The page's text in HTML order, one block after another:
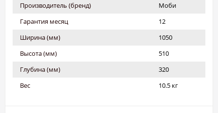
Производитель (бренд)
Моби
Гарантия месяц
12
Ширина (мм)
1050
Высота (мм)
510
Глубина (мм)
320
Вес
10.5 кг